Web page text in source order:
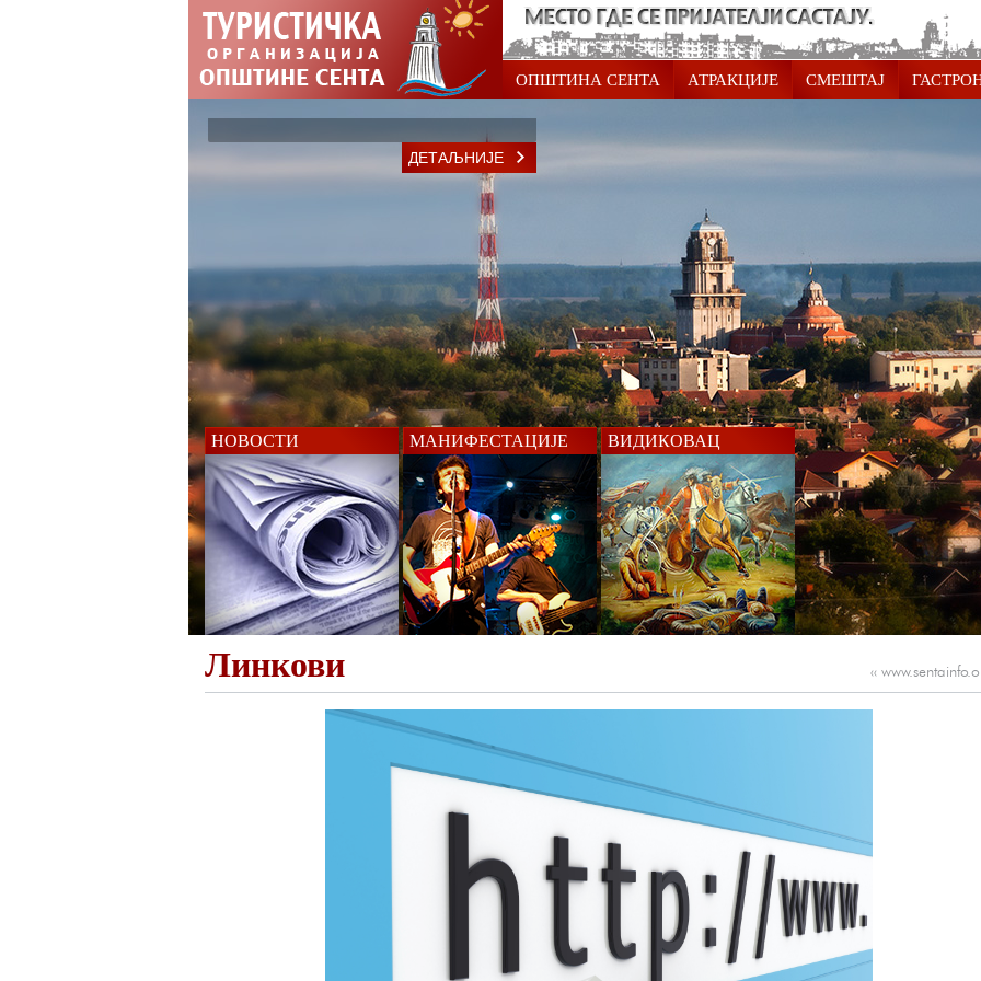
ОПШТИНА СЕНТА АТРАКЦИЈЕ СМЕШТАЈ
ДЕТАЉНИЈЕ
НОВОСТИ МАНИФЕСТАЦИЈЕ ВИДИКОВАЦ
Линкови ‹‹